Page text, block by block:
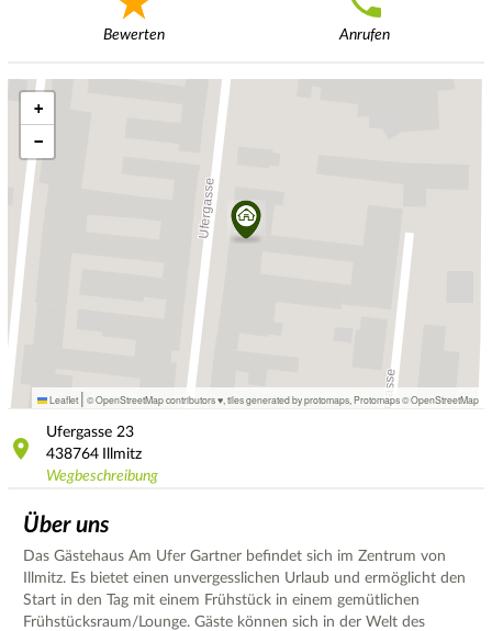
Bewerten Anrufen
+
−
Leaflet | © OpenStreetMap contributors ♥, tiles generated by protomaps Protomaps©OpenStreetMap
Ufergasse 23
438764
Illmitz
Wegbeschreibung
Über uns
Das Gästehaus Am Ufer Gartner befindet sich im Zentrum von
Illmitz. Es bietet einen unvergesslichen Urlaub und ermöglicht den
Start in den Tag mit einem Frühstück in einem gemütlichen
Frühstücksraum/Lounge. Gäste können sich in der Welt des